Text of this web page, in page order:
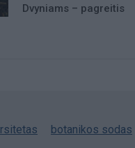
Dvyniams – pagreitis
botanikos sodas